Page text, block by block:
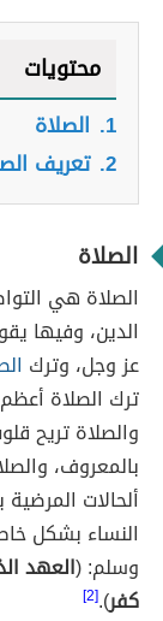
محتويات
1. الصلاة
2. تعريف
الصلاة
الصلاة هي
الدين، وفيها
عز وجل، وترك
ترك الصلاة
والصلاة تريح
بالمعروف،
ألحالات
النساء بشكل
وسلم: (العهد
كفر).
[2]